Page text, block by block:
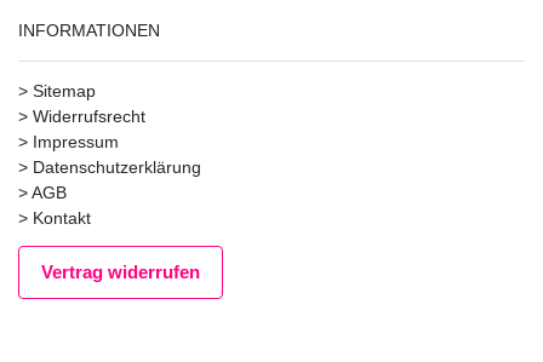
INFORMATIONEN
> Sitemap
> Widerrufsrecht
> Impressum
> Datenschutzerklärung
>AGB
> Kontakt
Vertrag widerrufen